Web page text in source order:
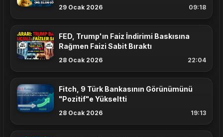
29 Ocak 2026 09:18
FED, Trump'ın Faiz İndirimi Baskısına
Rağmen Faizi Sabit Bıraktı
28 Ocak 2026 22:04
Fitch, 9 Türk Bankasının Görünümünü
"Pozitif"e Yükseltti
28 Ocak 2026 19:13